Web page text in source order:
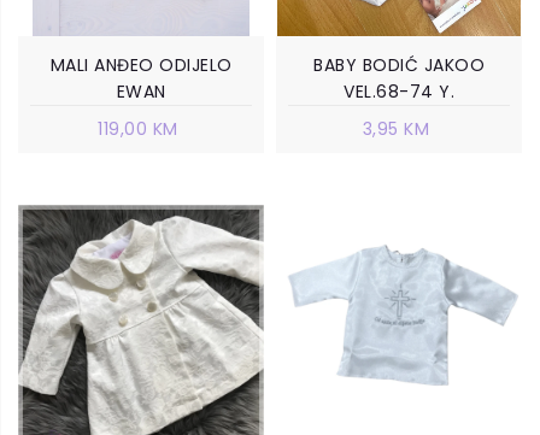
MALI ANĐEO ODIJELO
EWAN
119,00 KM
BABY BODIĆ JAKOO
VEL.68-74 Y.
3,95 KM